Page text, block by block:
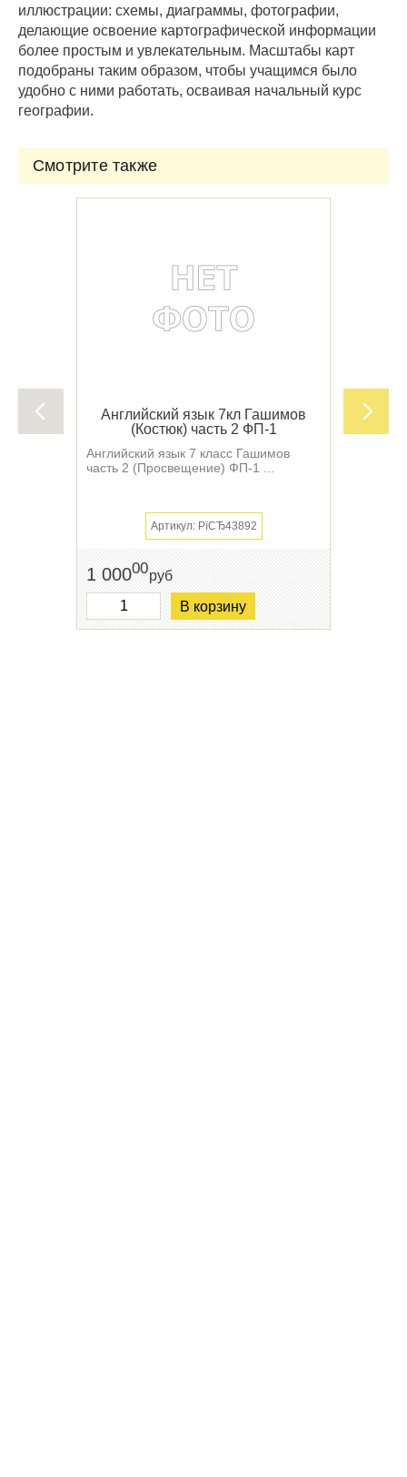
иллюстрации: схемы, диаграммы, фотографии,
делающие освоение картографической информации
более простым и увлекательным. Масштабы карт
подобраны таким образом, чтобы учащимся было
удобно с ними работать, осваивая начальный курс
географии.
Смотрите также
Английский язык 7кл Гашимов
(Костюк) часть 2 ФП-1
Английский язык 7 класс Гашимов
часть 2 (Просвещение) ФП-1 ...
Артикул: РїСЂ43892
1 00000руб
В корзину